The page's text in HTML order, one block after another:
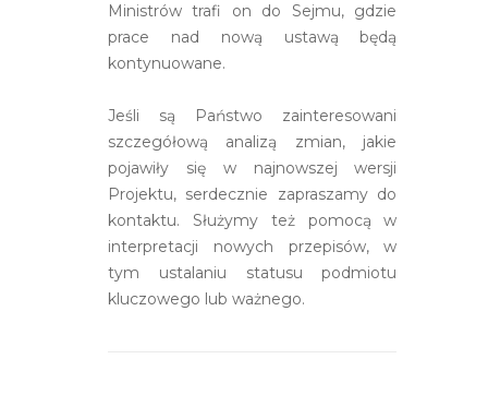
Ministrów trafi on do Sejmu, gdzie
prace nad nową ustawą będą
kontynuowane.
Jeśli są Państwo zainteresowani
szczegółową analizą zmian, jakie
pojawiły się w najnowszej wersji
Projektu, serdecznie zapraszamy do
kontaktu. Służymy też pomocą w
interpretacji nowych przepisów, w
tym ustalaniu statusu podmiotu
kluczowego lub ważnego.